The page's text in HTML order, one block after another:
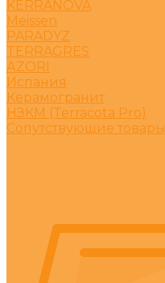
KERRANOVA
Meissen
PARADYZ
TERRAGRES
АZORI
Испания
Керамогранит
НЗКМ (Terracota Pro)
Сопутствующие товары